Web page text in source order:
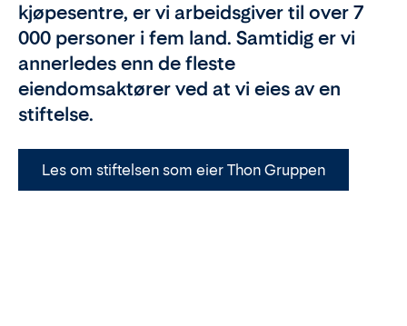
kjøpesentre, er vi arbeidsgiver til over 7
000 personer i fem land. Samtidig er vi
annerledes enn de fleste
eiendomsaktører ved at vi eies av en
stiftelse.
Les om stiftelsen som eier Thon Gruppen